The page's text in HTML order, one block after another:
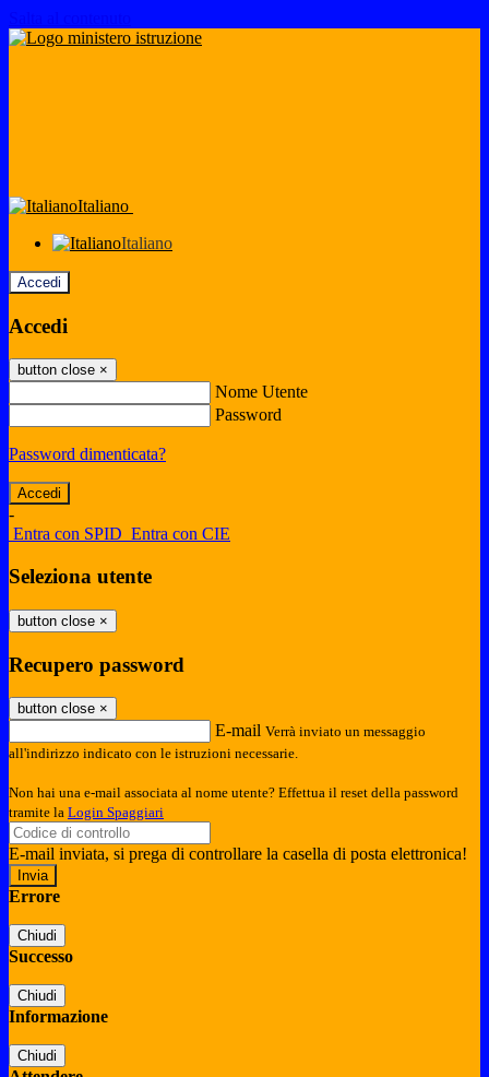
Italiano
Italiano
Accedi
Accedi
button close ×
Nome Utente
Password
Password dimenticata?
-
Entra con SPID Entra con CIE
Seleziona utente
button close ×
Recupero password
button close ×
E-mail Verrà inviato un messaggio
all'indirizzo indicato con le istruzioni necessarie.
Non hai una e-mail associata al nome utente? Effettua il reset della password
tramite la Login Spaggiari
E-mail inviata, si prega di controllare la casella di posta elettronica!
Errore
Chiudi
Successo
Chiudi
Informazione
Chiudi